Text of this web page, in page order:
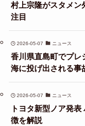
村上宗隆がスタメン
注目
2026-05-07 ニュース
香川県直島町でプレ
海に投げ出される事
2026-05-07 ニュース
トヨタ新型ノア発
徴を解説